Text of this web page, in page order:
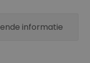
informatie